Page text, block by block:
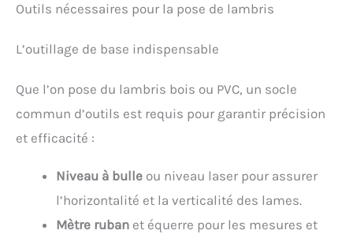
Outils nécessaires pour la pose de lambris
L’outillage de base indispensable
Que l’on pose du lambris bois ou PVC, un socle
commun d’outils est requis pour garantir précision
et efficacité :
Niveau à bulle ou niveau laser pour assurer
l’horizontalité et la verticalité des lames.
Mètre ruban et équerre pour les mesures et